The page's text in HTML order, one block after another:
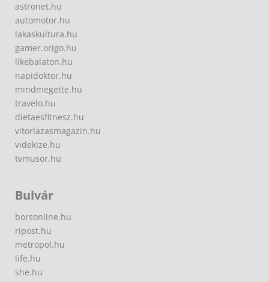
astronet.hu
automotor.hu
lakaskultura.hu
gamer.origo.hu
likebalaton.hu
napidoktor.hu
mindmegette.hu
travelo.hu
dietaesfitnesz.hu
vitorlazasmagazin.hu
videkize.hu
tvmusor.hu
Bulvár
borsonline.hu
ripost.hu
metropol.hu
life.hu
she.hu